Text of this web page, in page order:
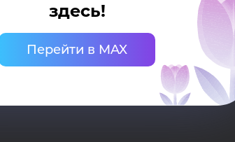
здесь!
Перейти в MAX